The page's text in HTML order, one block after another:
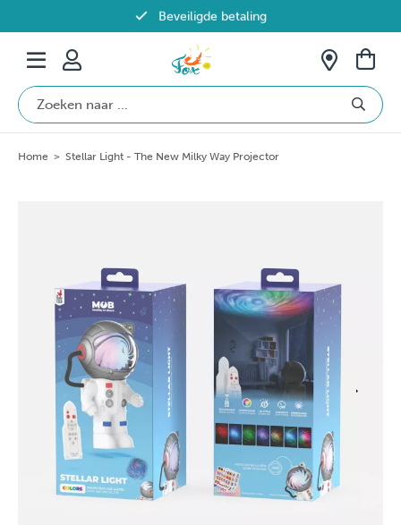
Beveiligde betaling
Gratis verzending vanaf €69 in België
Home > Stellar Light - The New Milky Way Projector